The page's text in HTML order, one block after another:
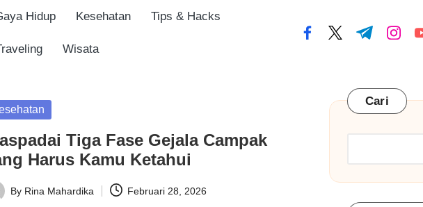
Hidup Kesehatan Tips & Hacks
Wisata
facebook.com
twitter.com
t.me
Tiga Fase Gejala Campak
Harus Kamu Ketahui
By Rina Mahardika Februari 28, 2026
Cari